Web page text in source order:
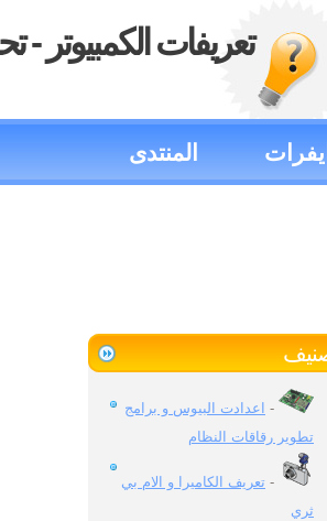
تعريفات الكمبيوتر -
المنتدى
- اعدادت البيوس و برامج
تطوير رقاقات النظام
- تعريف الكاميرا و الام بي
ثري